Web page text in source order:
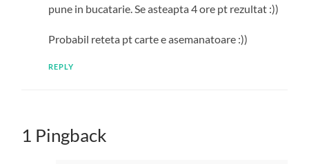
pune in bucatarie. Se asteapta 4 ore pt rezultat :))
Probabil reteta pt carte e asemanatoare :))
REPLY
1 Pingback